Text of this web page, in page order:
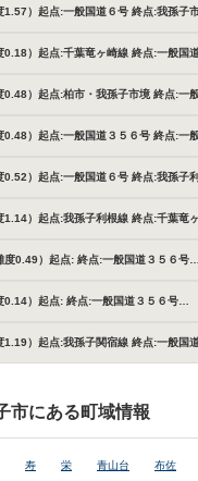
1.57）起点:一般国道６号 終点:我孫子
0.18）起点:千葉竜ヶ崎線 終点:一般国
0.48）起点:柏市・我孫子市境 終点:一
0.48）起点:一般国道３５６号 終点:一
0.52）起点:一般国道６号 終点:我孫子
1.14）起点:我孫子利根線 終点:千葉竜
度0.49）起点: 終点:一般国道３５６号…
0.14）起点: 終点:一般国道３５６号…
1.19）起点:我孫子関宿線 終点:一般国
市にある町域情報
寿 栄 青山台 布佐